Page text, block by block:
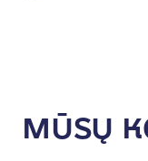
MŪSŲ